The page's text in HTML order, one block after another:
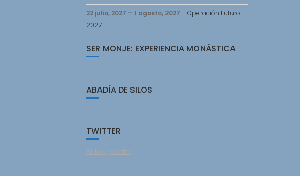
22 julio, 2027 – 1 agosto, 2027 – Operación Futuro
2027
SER MONJE: EXPERIENCIA MONÁSTICA
ABADÍA DE SILOS
TWITTER
Follow @twitter